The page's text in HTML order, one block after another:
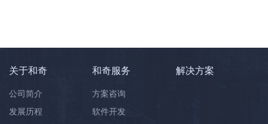
关于和奇
公司简介
发展历程
和奇服务
方案咨询
软件开发
解决方案